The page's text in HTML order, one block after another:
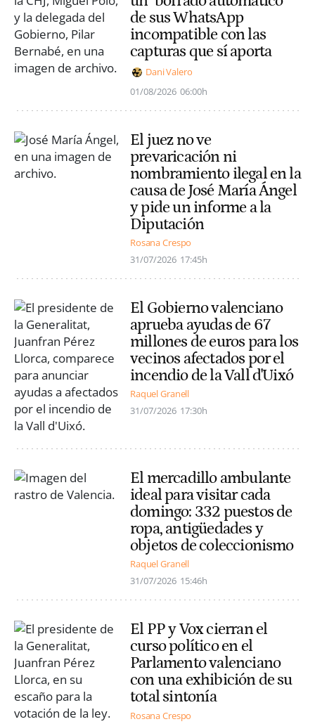
de sus WhatsApp
incompatible con las
capturas que sí aporta
Dani Valero
01/08/2026 06:00h
El juez no ve
prevaricación ni
nombramiento ilegal en la
causa de José María Ángel
y pide un informe a la
Diputación
Rosana Crespo
31/07/2026 17:45h
El Gobierno valenciano
aprueba ayudas de 67
millones de euros para los
vecinos afectados por el
incendio de la Vall d'Uixó
Raquel Granell
31/07/2026 17:30h
El mercadillo ambulante
ideal para visitar cada
domingo: 332 puestos de
ropa, antigüedades y
objetos de coleccionismo
Raquel Granell
31/07/2026 15:46h
El PP y Vox cierran el
curso político en el
Parlamento valenciano
con una exhibición de su
total sintonía
Rosana Crespo